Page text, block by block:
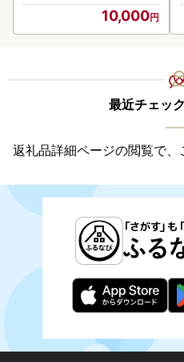
10,000
最近チェッ
返礼品詳細ページの閲覧で、